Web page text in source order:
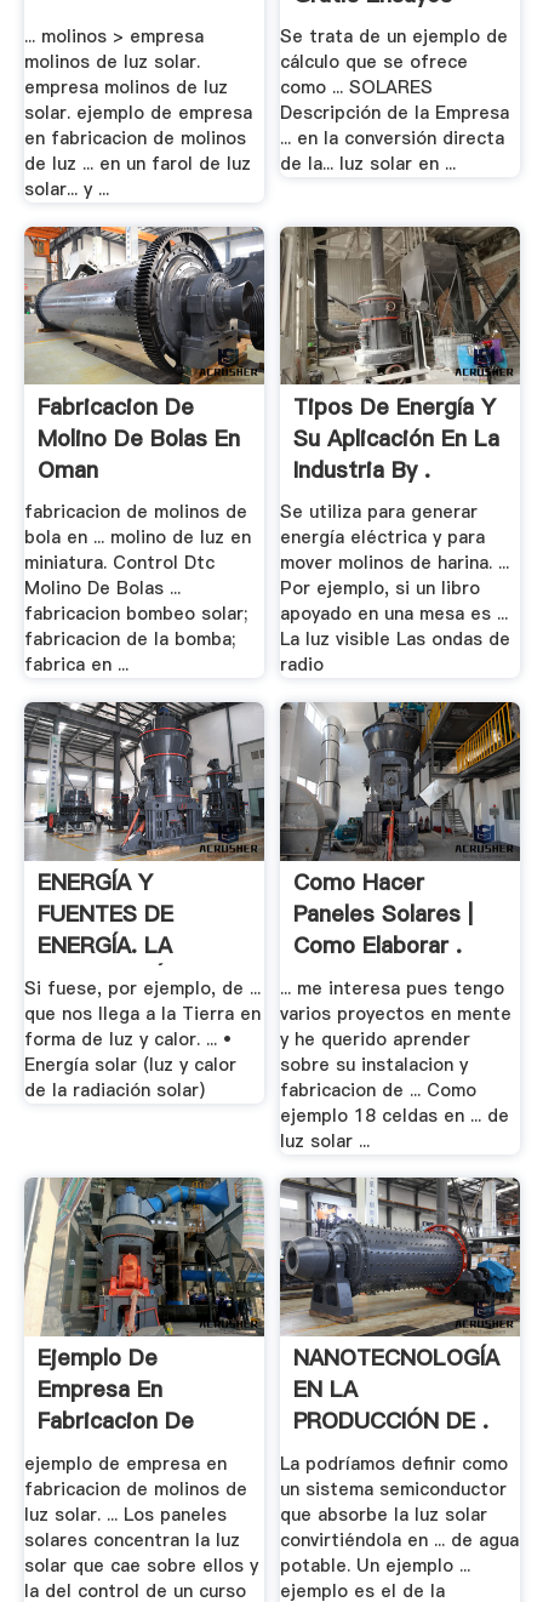
... molinos > empresa
molinos de luz solar.
empresa molinos de luz
solar. ejemplo de empresa
en fabricacion de molinos
de luz ... en un farol de luz
solar... y ...
Se trata de un ejemplo de
cálculo que se ofrece
como ... SOLARES
Descripción de la Empresa
... en la conversión directa
de la... luz solar en ...
Fabricacion De
Molino De Bolas En
Oman
fabricacion de molinos de
bola en ... molino de luz en
miniatura. Control Dtc
Molino De Bolas ...
fabricacion bombeo solar;
fabricacion de la bomba;
fabrica en ...
Tipos De Energía Y
Su Aplicación En La
Industria By .
Se utiliza para generar
energía eléctrica y para
mover molinos de harina. ...
Por ejemplo, si un libro
apoyado en una mesa es ...
La luz visible Las ondas de
radio
ENERGÍA Y
FUENTES DE
ENERGÍA. LA
PRODUCCIÓN .
Si fuese, por ejemplo, de ...
que nos llega a la Tierra en
forma de luz y calor. ... •
Energía solar (luz y calor
de la radiación solar)
Como Hacer
Paneles Solares |
Como Elaborar .
... me interesa pues tengo
varios proyectos en mente
y he querido aprender
sobre su instalacion y
fabricacion de ... Como
ejemplo 18 celdas en ... de
luz solar ...
Ejemplo De
Empresa En
Fabricacion De
Molinos De .
ejemplo de empresa en
fabricacion de molinos de
luz solar. ... Los paneles
solares concentran la luz
solar que cae sobre ellos y
la del control de un curso
NANOTECNOLOGÍA
EN LA
PRODUCCIÓN DE .
La podríamos definir como
un sistema semiconductor
que absorbe la luz solar
convirtiéndola en ... de agua
potable. Un ejemplo ...
ejemplo es el de la